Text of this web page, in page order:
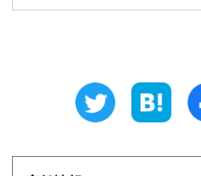
600円